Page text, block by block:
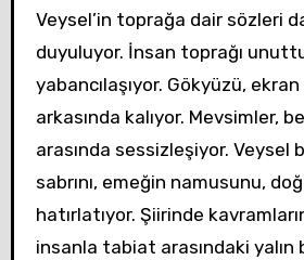
Veysel’in toprağa dair sözleri
duyuluyor. İnsan toprağı
yabancılaşıyor. Gökyüzü, ekran
arkasında kalıyor. Mevsimler,
arasında sessizleşiyor. Veysel
sabrını, emeğin namusunu,
hatırlatıyor. Şiirinde
insanla tabiat arasındaki yalın